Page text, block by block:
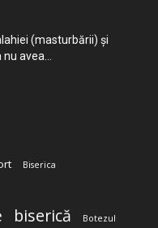
(masturbării) şi
avea...
Biserica
biserică Botezul